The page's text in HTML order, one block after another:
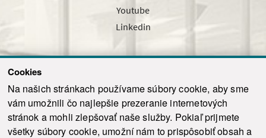
Cookies
Na našich stránkach používame súbory cookie, aby sme
vám umožnili čo najlepšie prezeranie internetových
stránok a mohli zlepšovať naše služby. Pokiaľ prijmete
všetky súbory cookie, umožní nám to prispôsobiť obsah a
Youtube
Linkedin